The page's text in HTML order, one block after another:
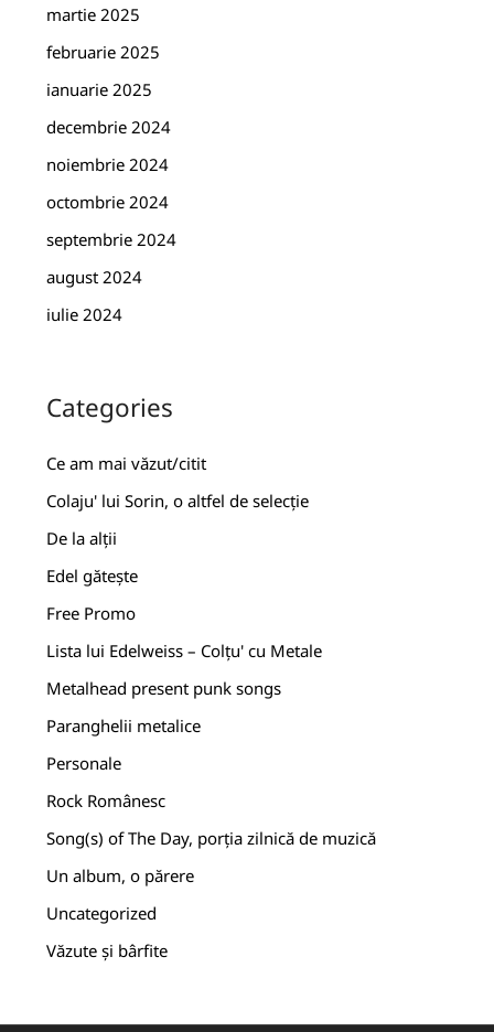
martie 2025
februarie 2025
ianuarie 2025
decembrie 2024
noiembrie 2024
octombrie 2024
septembrie 2024
august 2024
iulie 2024
Categories
Ce am mai văzut/citit
Colaju' lui Sorin, o altfel de selecție
De la alții
Edel gătește
Free Promo
Lista lui Edelweiss – Colțu' cu Metale
Metalhead present punk songs
Paranghelii metalice
Personale
Rock Românesc
Song(s) of The Day, porția zilnică de muzică
Un album, o părere
Uncategorized
Văzute și bârfite